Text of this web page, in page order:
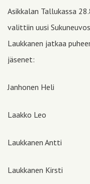
Asikkalan Tallukassa
valittiin uusi
Laukkanen jatkaa
jäsenet:
Janhonen Heli
Laakko Leo
Laukkanen Antti
Laukkanen Kirsti